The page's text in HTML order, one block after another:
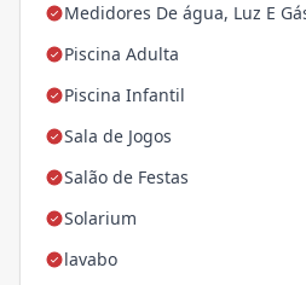
Medidores De água, Luz E
Piscina Adulta
Piscina Infantil
Sala de Jogos
Salão de Festas
Solarium
lavabo